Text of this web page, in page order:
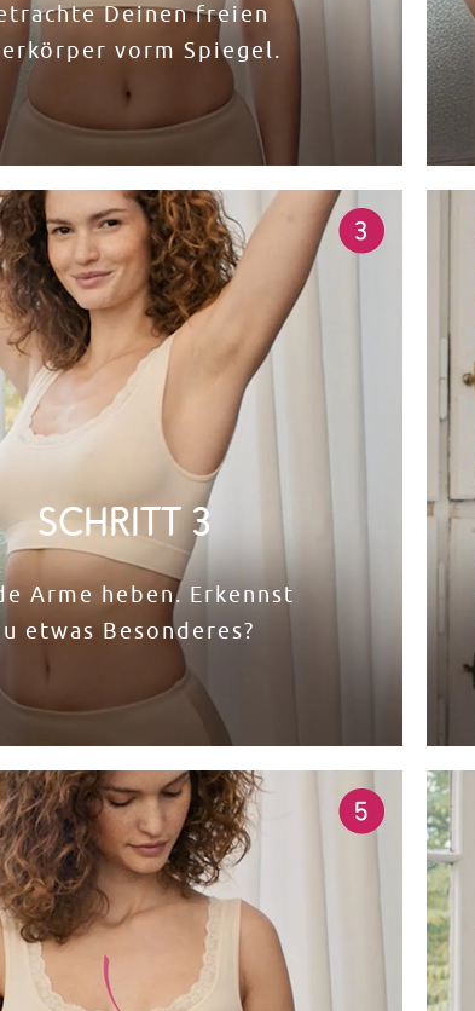
Deinen freien
vorm Spiegel.​
Schritt 3
Arme heben. Erkennst
etwas Besonderes?